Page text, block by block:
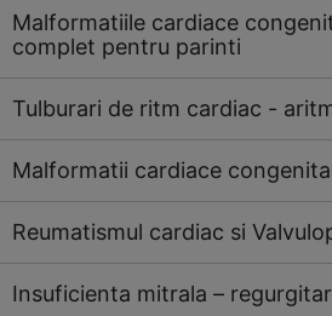
Malformatiile cardiace
complet pentru parinti
Tulburari de ritm cardiac -
Malformatii cardiace
Reumatismul cardiac si
Insuficienta mitrala –